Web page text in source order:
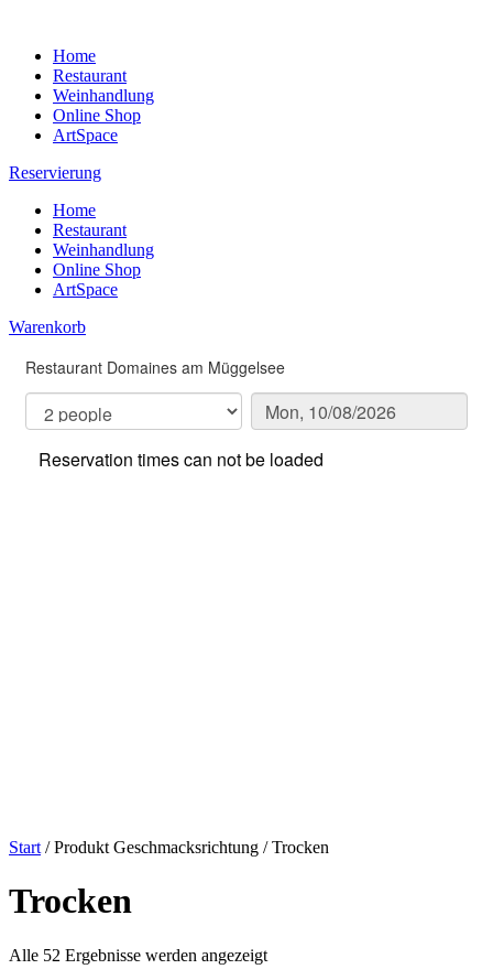
Home
Restaurant
Weinhandlung
Online Shop
ArtSpace
Reservierung
Home
Restaurant
Weinhandlung
Online Shop
ArtSpace
Warenkorb
Start / Produkt Geschmacksrichtung / Trocken
Trocken
Alle 52 Ergebnisse werden angezeigt